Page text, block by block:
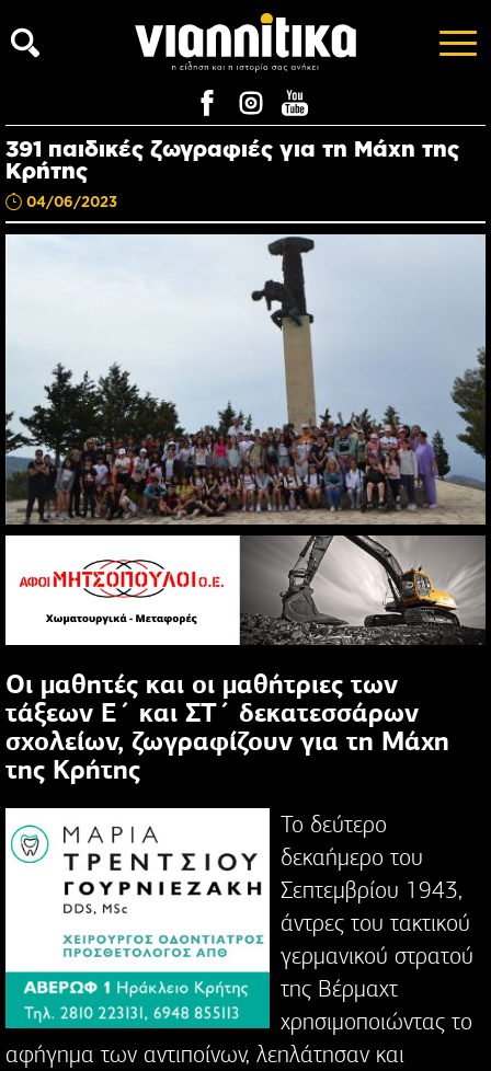
391 παιδικές ζωγραφιές για τη Μάχη της
Κρήτης
04/06/2023
Οι μαθητές και οι μαθήτριες των
τάξεων Ε΄ και ΣΤ΄ δεκατεσσάρων
σχολείων, ζωγραφίζουν για τη Μάχη
της Κρήτης
Το δεύτερο
δεκαήμερο του
Σεπτεμβρίου 1943,
άντρες του τακτικού
γερμανικού στρατού
της Βέρμαχτ
χρησιμοποιώντας το
αφήγημα των αντιποίνων, λεηλάτησαν και